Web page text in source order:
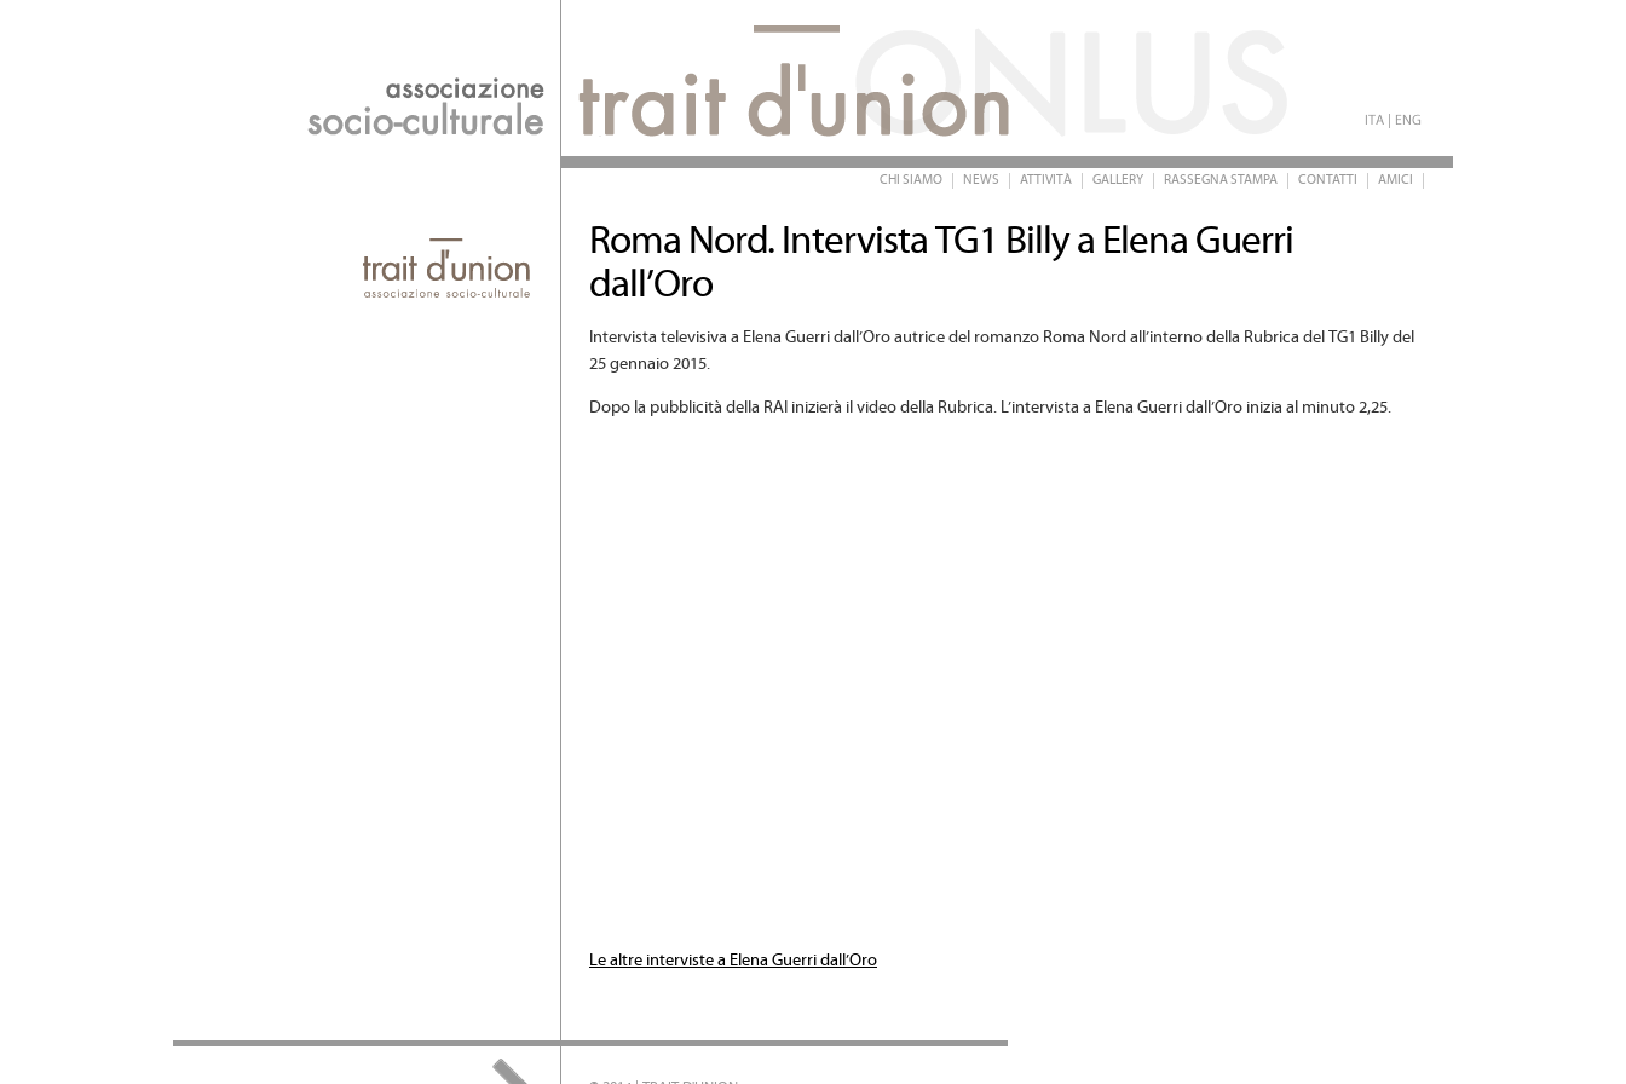
Roma Nord. Intervista TG1 Billy a Elena Guerri
dall’Oro
Intervista televisiva a Elena Guerri dall’Oro autrice del romanzo Roma Nord all’interno della Rubrica del TG1 Billy del
25 gennaio 2015.
Dopo la pubblicità della RAI inizierà il video della Rubrica. L’intervista a Elena Guerri dall’Oro inizia al minuto 2,25.
Le altre interviste a Elena Guerri dall’Oro
CHI SIAMO NEWS ATTIVITÀ GALLERY RASSEGNA STAMPA CONTATTI AMICI